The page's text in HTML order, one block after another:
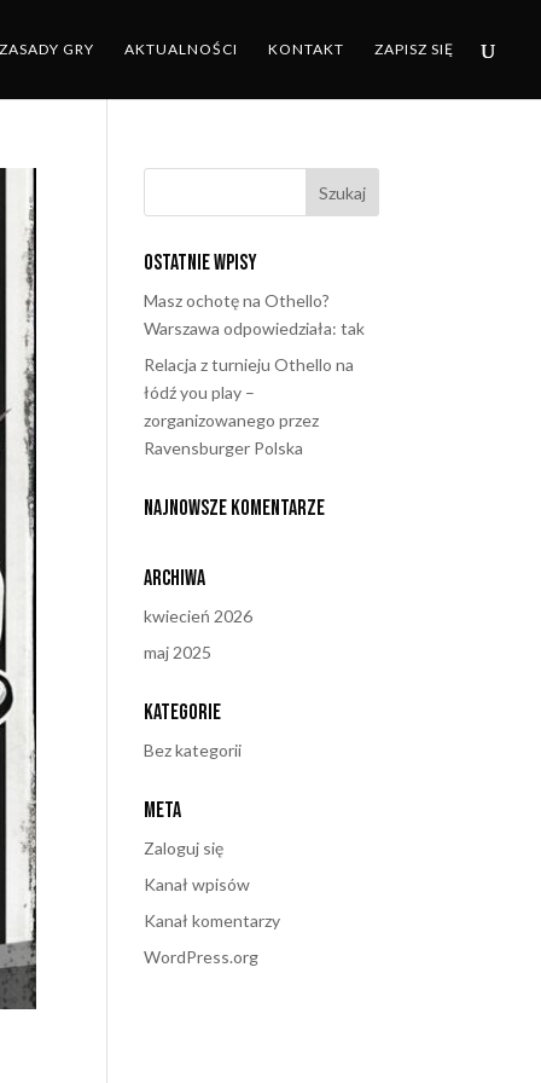
ZASADY GRY AKTUALNOŚCI KONTAKT ZAPISZ SIĘ
Ostatnie wpisy
Masz ochotę na Othello?
Warszawa odpowiedziała: tak
Relacja z turnieju Othello na
łódź you play –
zorganizowanego przez
Ravensburger Polska
Najnowsze komentarze
Archiwa
kwiecień 2026
maj 2025
Kategorie
Bez kategorii
Meta
Zaloguj się
Kanał wpisów
Kanał komentarzy
WordPress.org